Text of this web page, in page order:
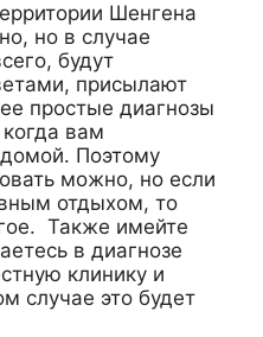
Шенгена
но в случае
будут
присылают
простые диагнозы
вам
Поэтому
можно, но если
отдыхом, то
Также имейте
в диагнозе
клинику и
случае это будет